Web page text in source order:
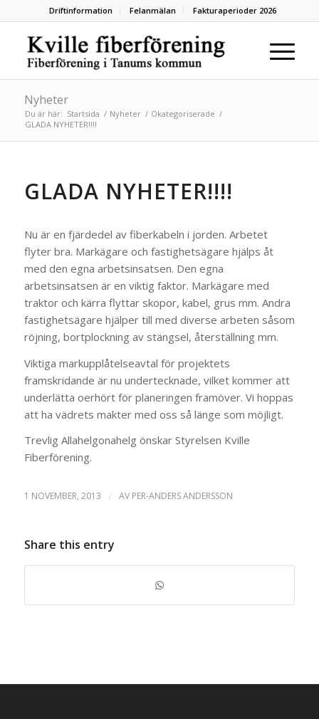
Driftinformation Felanmälan Fakturaperioder 2026
Nyheter
Du är här: Startsida / Nyheter / Okategoriserade /
GLADA NYHETER!!!!
GLADA NYHETER!!!!
Nu är en fjärdedel av fiberkabeln i jorden. Arbetet
flyter bra. Markägare och fastighetsägare hjälps åt
med den egna arbetsinsatsen. Den egna
arbetsinsatsen är en viktig faktor. Markägare med
traktor och kärra flyttar skopor, kabel, grus mm. Andra
fastighetsägare hjälper till med diverse arbeten såsom
röjning, bortplockning av stängsel, återställning mm.
Viktiga markupplåtelseavtal för projektets
framskridande är nu undertecknade, vilket kommer att
underlätta oerhört för planeringen framöver. Vi hoppas
att ha vädrets makter med oss så länge som möjligt.
Trevlig Allahelgonahelg önskar Styrelsen Kville
Fiberförening.
1 NOVEMBER, 2013 / AV PER-ANDERS ANDERSSON
Share this entry